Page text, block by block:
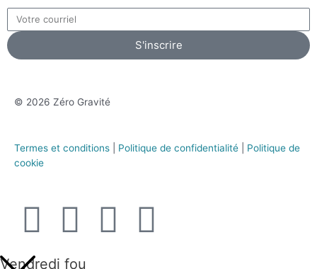
S'inscrire
© 2026 Zéro Gravité
Termes et conditions Politique de confidentialité
Politique de
cookie
Vendredi fou